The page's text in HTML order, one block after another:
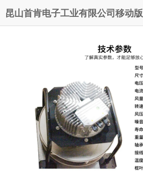
昆山首肯电子工业有限公司移动版